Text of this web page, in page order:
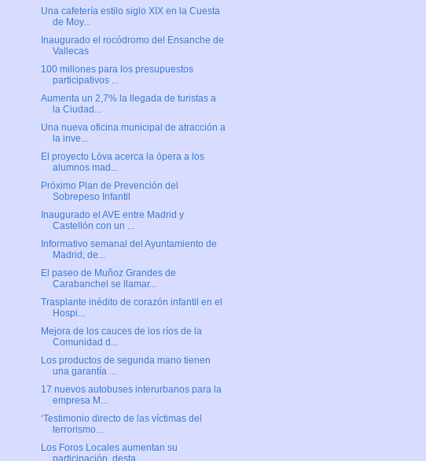
Una cafetería estilo siglo XIX en la Cuesta
de Moy...
Inaugurado el rocódromo del Ensanche de
Vallecas
100 millones para los presupuestos
participativos ...
Aumenta un 2,7% la llegada de turistas a
la Ciudad...
Una nueva oficina municipal de atracción a
la inve...
El proyecto Lòva acerca la ópera a los
alumnos mad...
Próximo Plan de Prevención del
Sobrepeso Infantil
Inaugurado el AVE entre Madrid y
Castellón con un ...
Informativo semanal del Ayuntamiento de
Madrid; de...
El paseo de Muñoz Grandes de
Carabanchel se llamar...
Trasplante inédito de corazón infantil en el
Hospi...
Mejora de los cauces de los ríos de la
Comunidad d...
Los productos de segunda mano tienen
una garantía ...
17 nuevos autobuses interurbanos para la
empresa M...
‘Testimonio directo de las víctimas del
terrorismo...
Los Foros Locales aumentan su